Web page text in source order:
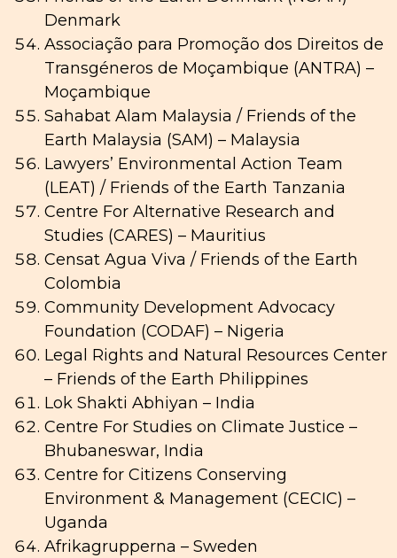
Denmark
Associação para Promoção dos Direitos de
Transgéneros de Moçambique (ANTRA) –
Moçambique
Sahabat Alam Malaysia / Friends of the
Earth Malaysia (SAM) – Malaysia
Lawyers’ Environmental Action Team
(LEAT) / Friends of the Earth Tanzania
Centre For Alternative Research and
Studies (CARES) – Mauritius
Censat Agua Viva / Friends of the Earth
Colombia
Community Development Advocacy
Foundation (CODAF) – Nigeria
Legal Rights and Natural Resources Center
– Friends of the Earth Philippines
Lok Shakti Abhiyan – India
Centre For Studies on Climate Justice –
Bhubaneswar, India
Centre for Citizens Conserving
Environment & Management (CECIC) –
Uganda
Afrikagrupperna – Sweden